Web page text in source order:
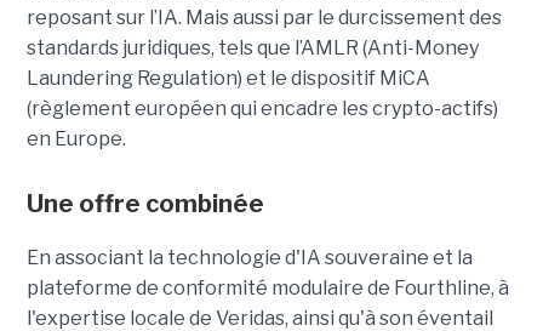
reposant sur l’IA. Mais aussi par le durcissement des
standards juridiques, tels que l’AMLR (Anti-Money
Laundering Regulation) et le dispositif MiCA
(règlement européen qui encadre les crypto-actifs)
en Europe.
Une offre combinée
En associant la technologie d'IA souveraine et la
plateforme de conformité modulaire de Fourthline, à
l'expertise locale de Veridas, ainsi qu'à son éventail